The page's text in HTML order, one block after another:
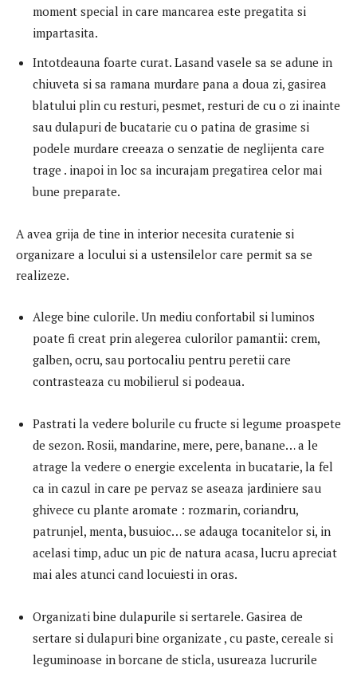
moment special in care mancarea este pregatita si
impartasita.
Intotdeauna foarte curat. Lasand vasele sa se adune in
chiuveta si sa ramana murdare pana a doua zi, gasirea
blatului plin cu resturi, pesmet, resturi de cu o zi inainte
sau dulapuri de bucatarie cu o patina de grasime si
podele murdare creeaza o senzatie de neglijenta care
trage . inapoi in loc sa incurajam pregatirea celor mai
bune preparate.
A avea grija de tine in interior necesita curatenie si
organizare a locului si a ustensilelor care permit sa se
realizeze.
Alege bine culorile. Un mediu confortabil si luminos
poate fi creat prin alegerea culorilor pamantii: crem,
galben, ocru, sau portocaliu pentru peretii care
contrasteaza cu mobilierul si podeaua.
Pastrati la vedere bolurile cu fructe si legume proaspete
de sezon. Rosii, mandarine, mere, pere, banane… a le
atrage la vedere o energie excelenta in bucatarie, la fel
ca in cazul in care pe pervaz se aseaza jardiniere sau
ghivece cu plante aromate : rozmarin, coriandru,
patrunjel, menta, busuioc… se adauga tocanitelor si, in
acelasi timp, aduc un pic de natura acasa, lucru apreciat
mai ales atunci cand locuiesti in oras.
Organizati bine dulapurile si sertarele. Gasirea de
sertare si dulapuri bine organizate , cu paste, cereale si
leguminoase in borcane de sticla, usureaza lucrurile